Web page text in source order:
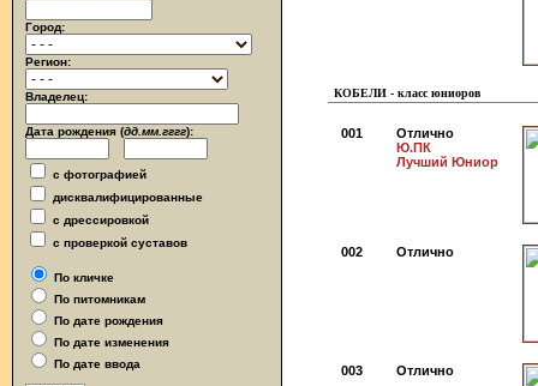
Город:
Регион:
Владелец:
Дата рождения (дд.мм.гггг):
с фотографией
дисквалифицированные
с дрессировкой
с проверкой суставов
По кличке
По питомникам
По дате рождения
По дате изменения
По дате ввода
КОБЕЛИ - класс юниоров
001
Отлично
Ю.ПК
Лучший Юниор
002 Отлично
003 Отлично